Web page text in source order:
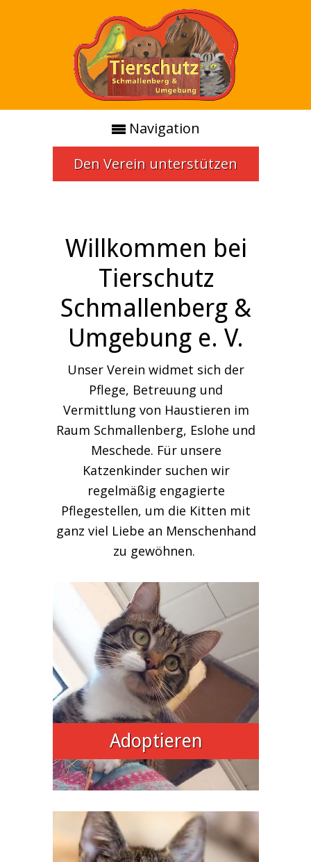
Navigation
Den Verein unterstützen
Willkommen bei
Tierschutz
Schmallenberg &
Umgebung e. V.
Unser Verein widmet sich der
Pflege, Betreuung und
Vermittlung von Haustieren im
Raum Schmallenberg, Eslohe und
Meschede. Für unsere
Katzenkinder suchen wir
regelmäßig engagierte
Pflegestellen, um die Kitten mit
ganz viel Liebe an Menschenhand
zu gewöhnen.
Adoptieren